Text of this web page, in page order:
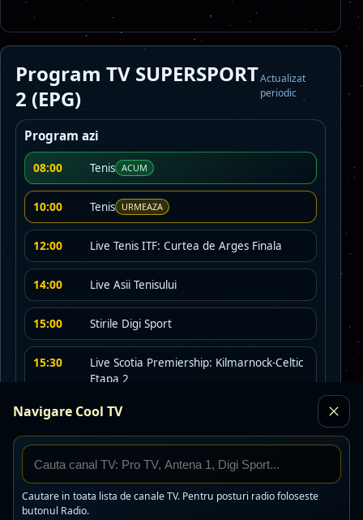
Navigare Cool TV
Cautare in toata lista de canale TV. Pentru posturi radio foloseste
butonul Radio.
Program TV SUPERSPORT
2 (EPG)
Actualizat
periodic
Program azi
08:00 Tenis ACUM
10:00 Tenis URMEAZA
12:00 Live Tenis ITF: Curtea de Arges Finala
14:00 Live Asii Tenisului
15:00 Stirile Digi Sport
15:30
Live Scotia Premiership: Kilmarnock-Celtic
Etapa 2
17:30 Stirile Digi Sport
18:00
Live Scotia Premiership: Rangers-
Hibernian Etapa 2
20:00